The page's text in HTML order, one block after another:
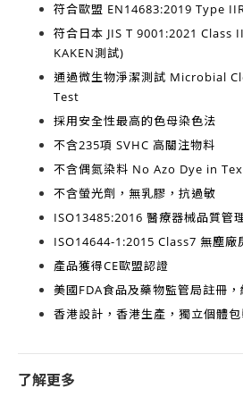
符合歐盟 EN14683:2019 Type
符合日本 JIS T 9001:2021 Class
KAKEN測試)
通過微生物淨潔測試 Microbial
Test
採用安全性最高的色母染色法
不含235項 SVHC 高關注物料
不含偶氮染料 No Azo Dye in
不含螢光劑，無乳膠，抗過敏
ISO13485:2016 醫療器械品質管
ISO14644-1:2015 Class7 無塵廠
產品獲得CE歐盟認證
美國FDA食品及藥物監管局註冊
香港設計，香港生產 ，獨立個體
了解更多